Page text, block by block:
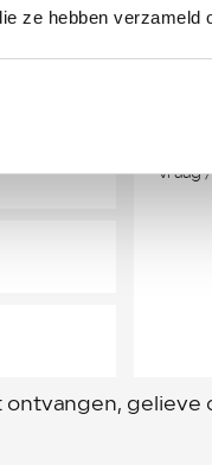
ze hebben verzameld
gelieve